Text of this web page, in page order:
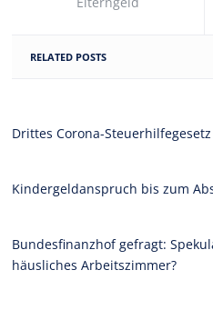
RELATED POSTS
Drittes Corona-
Kindergeldanspruch bis zum
Bundesfinanzhof gefragt:
häusliches Arbeitszimmer?